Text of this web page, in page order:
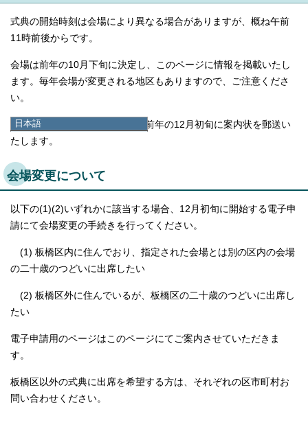
日本語
日本語
한국어
简体中文
繁體中文
式典の開始時刻は会場により異なる場合がありますが、概ね午前
11時前後からです。
会場は前年の10月下旬に決定し、このページに情報を掲載いたし
ます。毎年会場が変更される地区もありますので、ご注意くださ
い。
なお、対象の新成人の方には、前年の12月初旬に案内状を郵送い
たします。
会場変更について
以下の(1)(2)いずれかに該当する場合、12月初旬に開始する電子申
請にて会場変更の手続きを行ってください。
(1) 板橋区内に住んでおり、指定された会場とは別の区内の会場
の二十歳のつどいに出席したい
(2) 板橋区外に住んでいるが、板橋区の二十歳のつどいに出席し
たい
電子申請用のページはこのページにてご案内させていただきま
す。
板橋区以外の式典に出席を希望する方は、それぞれの区市町村お
問い合わせください。